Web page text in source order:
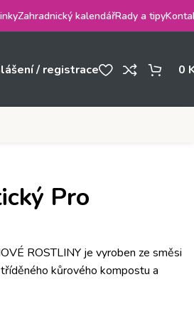
Zahradnický kalendářRady a tipy
/ registrace 0
Pro
ROSTLINY je vyroben ze směsi
kůrového kompostu a